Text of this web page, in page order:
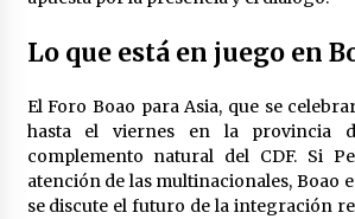
Lo que está en juego en
El Foro Boao para Asia, que se
hasta el viernes en la provincia
complemento natural del CDF. Si
atención de las multinacionales, Boao
se discute el futuro de la integración